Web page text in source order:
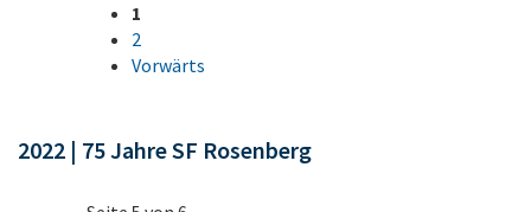
1
2
Vorwärts
2022 | 75 Jahre SF Rosenberg